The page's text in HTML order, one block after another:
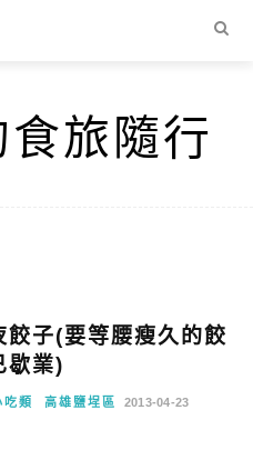
子(要等腰瘦久的餃
歇業)
吃類 高雄鹽埕區 2013-04-23